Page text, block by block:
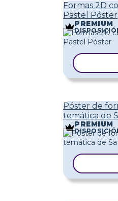
Formas 2D
Pastel Póster
PREMIUM
Póster de
temática de
PREMIUM